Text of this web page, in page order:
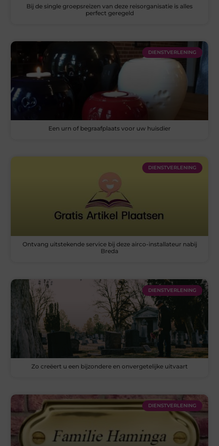
Bij de single groepsreizen van deze reisorganisatie is alles
perfect geregeld
DIENSTVERLENING
Een urn of begraafplaats voor uw huisdier
DIENSTVERLENING
Ontvang uitstekende service bij deze airco-installateur nabij
Breda
DIENSTVERLENING
Zo creëert u een bijzondere en onvergetelijke uitvaart
DIENSTVERLENING